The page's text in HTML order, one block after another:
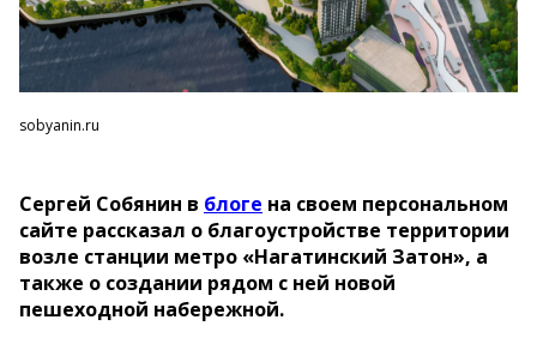
sobyanin.ru
Сергей Собянин в блоге на своем персональном
сайте рассказал о благоустройстве территории
возле станции метро «Нагатинский Затон», а
также о создании рядом с ней новой
пешеходной набережной.